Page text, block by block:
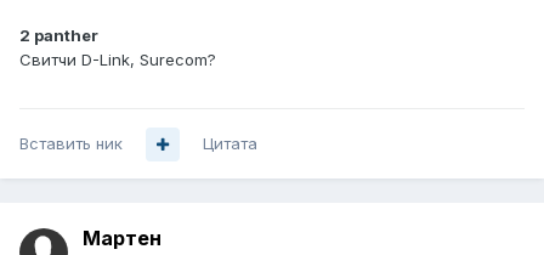
2 panther
Свитчи D-Link, Surecom?
Вставить ник Цитата
Мартен